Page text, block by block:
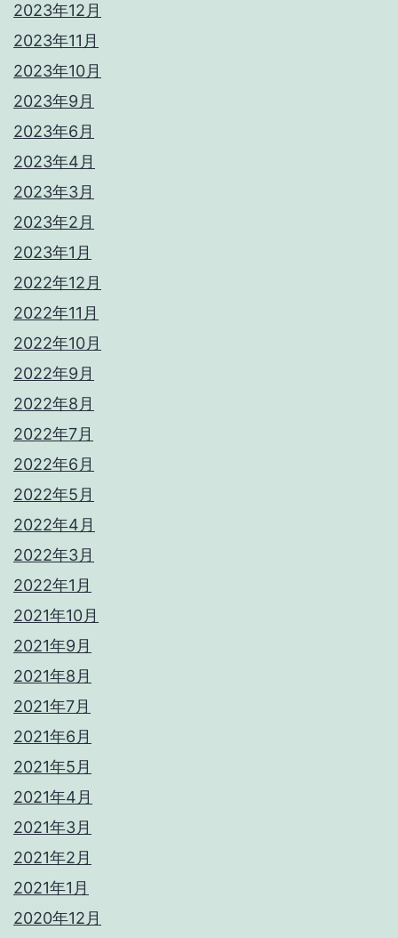
2023年12月
2023年11月
2023年10月
2023年9月
2023年6月
2023年4月
2023年3月
2023年2月
2023年1月
2022年12月
2022年11月
2022年10月
2022年9月
2022年8月
2022年7月
2022年6月
2022年5月
2022年4月
2022年3月
2022年1月
2021年10月
2021年9月
2021年8月
2021年7月
2021年6月
2021年5月
2021年4月
2021年3月
2021年2月
2021年1月
2020年12月